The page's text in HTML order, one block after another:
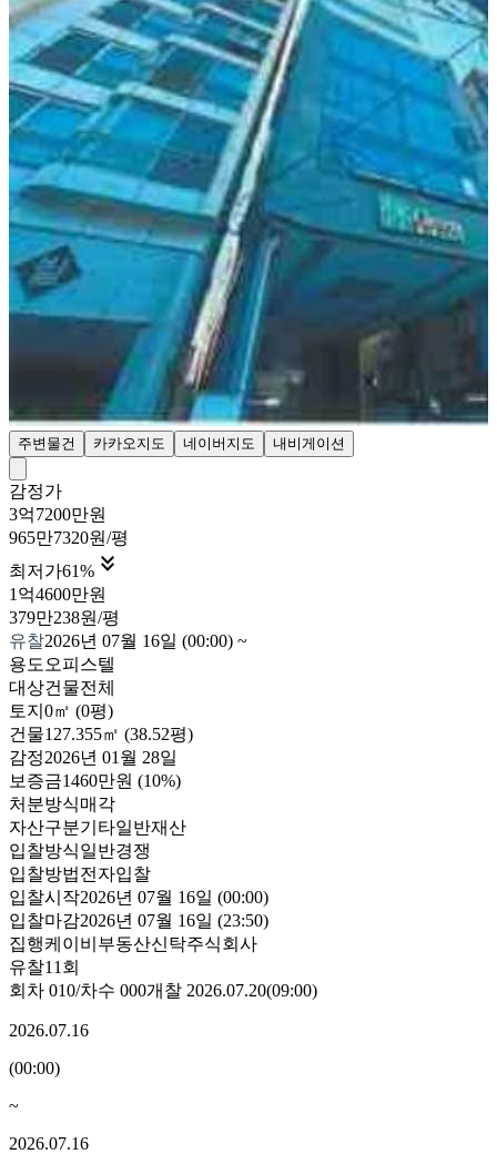
주변물건 카카오지도 네이버지도 내비게이션
감정가
3억7200만원
965만7320원/평
최저가61% 
1억4600만원
379만238원/평
유찰2026년 07월 16일 (00:00) ~
용도 오피스텔
대상건물전체
토지 0㎡ (0평)
건물127.355㎡ (38.52평)
감정2026년 01월 28일
보증금1460만원 (10%)
처분방식매각
자산구분기타일반재산
입찰방식일반경쟁
입찰방법전자입찰
입찰시작2026년 07월 16일 (00:00)
입찰마감2026년 07월 16일 (23:50)
집행케이비부동산신탁주식회사
유찰11회
회차 010/차수 000개찰 2026.07.20(09:00)
2026.07.16
(00:00)
~
2026.07.16